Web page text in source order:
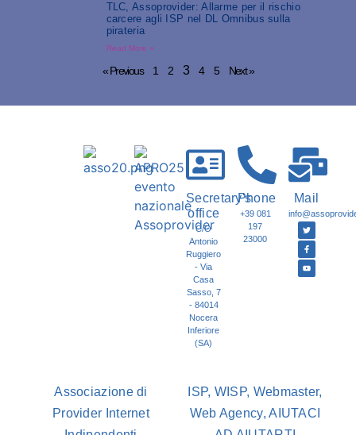
TLC, Assoprovider: Allarme per il rischio
carcere agli ISP nel DL Omnibus sulla
pirateria
Read More »
« Previous 1 2 3 4 5 Next »
Secretary's
office
C/O
Antonio
Ruggiero
- Via
Casa
Sasso, 7
- 84014
Nocera
Inferiore
(SA)
Phone
+39 081
197
23000
Mail
Associazione di
Provider Internet
ISP, WISP, Webmaster,
Web Agency, AIUTACI